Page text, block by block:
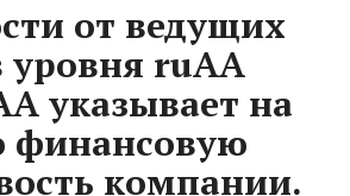
от ведущих
уровня ruAA
указывает на
финансовую
компании.